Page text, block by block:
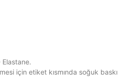
için etiket kısmında soğuk baskı